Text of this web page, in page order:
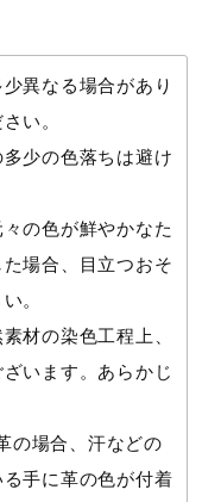
異なる場合があり
い。
少の色落ちは避け
の色が鮮やかなた
場合、目立つおそ
。
材の染色工程上、
います。あらかじ
の場合、汗などの
手に革の色が付着